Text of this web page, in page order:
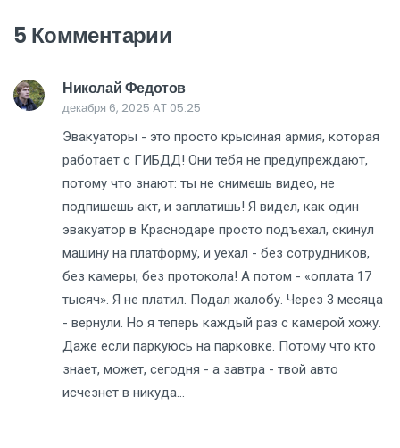
5 Комментарии
Николай Федотов
декабря 6, 2025 AT 05:25
Эвакуаторы - это просто крысиная армия, которая
работает с ГИБДД! Они тебя не предупреждают,
потому что знают: ты не снимешь видео, не
подпишешь акт, и заплатишь! Я видел, как один
эвакуатор в Краснодаре просто подъехал, скинул
машину на платформу, и уехал - без сотрудников,
без камеры, без протокола! А потом - «оплата 17
тысяч». Я не платил. Подал жалобу. Через 3 месяца
- вернули. Но я теперь каждый раз с камерой хожу.
Даже если паркуюсь на парковке. Потому что кто
знает, может, сегодня - а завтра - твой авто
исчезнет в никуда...